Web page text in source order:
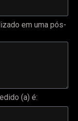
em uma pós-
(a) é: